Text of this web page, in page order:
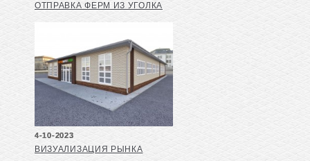
ОТПРАВКА ФЕРМ ИЗ УГОЛКА
4-10-2023
ВИЗУАЛИЗАЦИЯ РЫНКА